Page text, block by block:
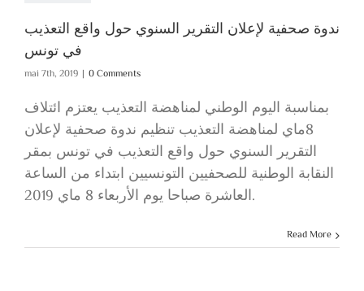
ندوة صحفية لإعلان التقرير السنوي حول واقع التعذيب
في تونس
mai 7th, 2019 | 0 Comments
بمناسبة اليوم الوطني لمناهضة التعذيب يعتزم ائتلاف
8ماي لمناهضة التعذيب تنظيم ندوة صحفية لإعلان
التقرير السنوي حول واقع التعذيب في تونس بمقر
النقابة الوطنية للصحفيين التونسيين ابتداء من الساعة
العاشرة صباحا يوم الأربعاء 8 ماي 2019.
Read More